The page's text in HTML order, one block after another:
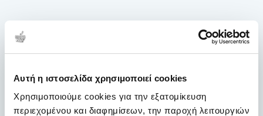
Αυτή η ιστοσελίδα χρησιμοποιεί cookies
Χρησιμοποιούμε cookies για την εξατομίκευση
περιεχομένου και διαφημίσεων, την παροχή λειτουργιών